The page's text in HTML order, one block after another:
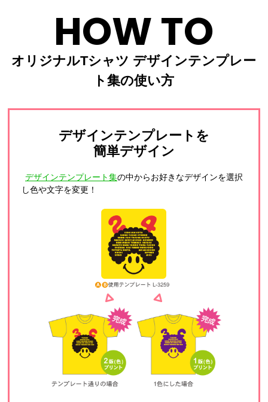
HOW TO
オリジナルTシャツ デザインテンプレー
ト集の使い方
デザインテンプレートを
簡単デザイン
デザインテンプレート集の中からお好きなデザインを選択
し色や文字を変更！